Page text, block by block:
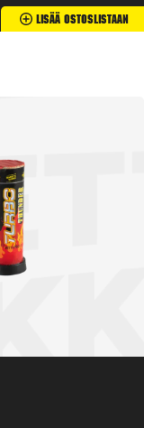
Lisää Ostoslistaan